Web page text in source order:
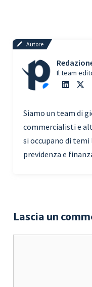
Autore
Il team
Siamo un team di
commercialisti e
si occupano di
previdenza e
Lascia un